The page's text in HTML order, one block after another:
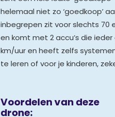
helemaal niet zo ‘goedkoop’
inbegrepen zit voor slechts 70
en komt met 2 accu’s die
km/uur en heeft zelfs
te leren of voor je kinderen,
Voordelen van deze
drone: